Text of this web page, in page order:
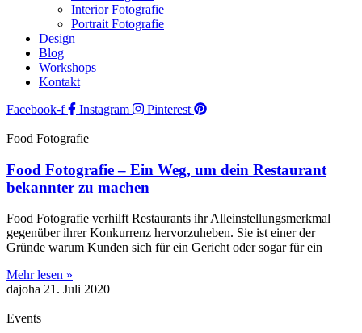
Interior Fotografie
Portrait Fotografie
Design
Blog
Workshops
Kontakt
Facebook-f
Instagram Pinterest
Food Fotografie
Food Fotografie – Ein Weg, um dein Restaurant
bekannter zu machen
Food Fotografie verhilft Restaurants ihr Alleinstellungsmerkmal
gegenüber ihrer Konkurrenz hervorzuheben. Sie ist einer der
Gründe warum Kunden sich für ein Gericht oder sogar für ein
Mehr lesen »
dajoha 21. Juli 2020
Events